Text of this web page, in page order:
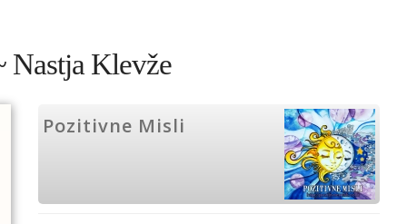
Nastja Klevže
Pozitivne Misli